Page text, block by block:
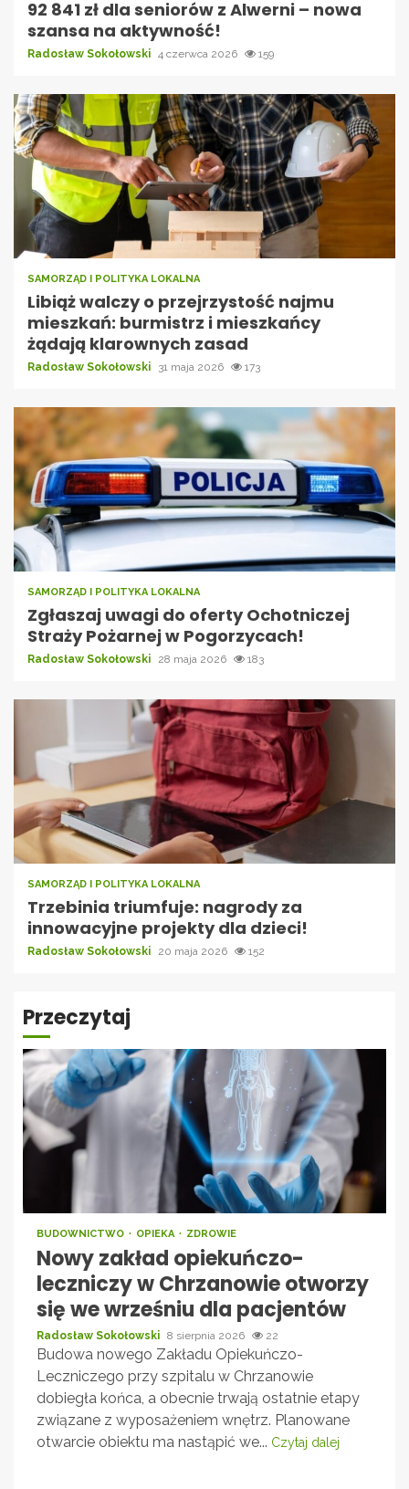
92 841 zł dla seniorów z Alwerni – nowa
szansa na aktywność!
Radosław Sokołowski 4 czerwca 2026 159
SAMORZĄD I POLITYKA LOKALNA
Libiąż walczy o przejrzystość najmu
mieszkań: burmistrz i mieszkańcy
żądają klarownych zasad
Radosław Sokołowski 31 maja 2026 173
SAMORZĄD I POLITYKA LOKALNA
Zgłaszaj uwagi do oferty Ochotniczej
Straży Pożarnej w Pogorzycach!
Radosław Sokołowski 28 maja 2026 183
SAMORZĄD I POLITYKA LOKALNA
Trzebinia triumfuje: nagrody za
innowacyjne projekty dla dzieci!
Radosław Sokołowski 20 maja 2026 152
Przeczytaj
BUDOWNICTWO OPIEKA ZDROWIE
Nowy zakład opiekuńczo-
leczniczy w Chrzanowie otworzy
się we wrześniu dla pacjentów
Radosław Sokołowski 8 sierpnia 2026 22
Budowa nowego Zakładu Opiekuńczo-
Leczniczego przy szpitalu w Chrzanowie
dobiegła końca, a obecnie trwają ostatnie etapy
związane z wyposażeniem wnętrz. Planowane
otwarcie obiektu ma nastąpić we... Czytaj dalej